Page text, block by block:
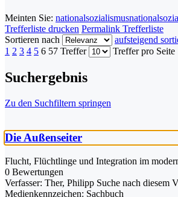
Meinten Sie: nationalsozialismus
Trefferliste drucken Permalink Trefferliste
Sortieren nach
aufsteigend
1 2 3 4 5 6 57 Treffer Treffer pro Seite
Suchergebnis
Zu den Suchfiltern springen
Die Außenseiter
Flucht, Flüchtlinge und Integration im
0 Bewertungen
Verfasser: Ther, Philipp Suche nach diesem
Medienkennzeichen: Sachbuch